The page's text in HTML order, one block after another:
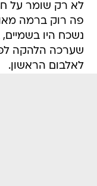
לא רק שומר על
פה רוק ברמה
נשכח היו
לאלבום הראשון.